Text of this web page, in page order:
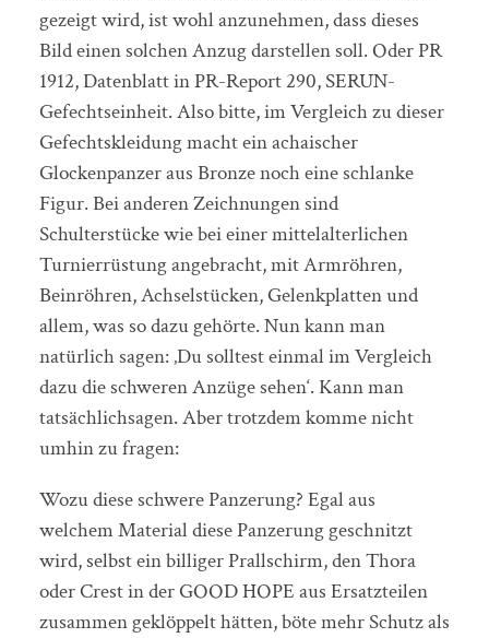
gezeigt wird, ist wohl anzunehmen, dass dieses
Bild einen solchen Anzug darstellen soll. Oder PR
1912, Datenblatt in PR-Report 290, SERUN-
Gefechtseinheit. Also bitte, im Vergleich zu dieser
Gefechtskleidung macht ein achaischer
Glockenpanzer aus Bronze noch eine schlanke
Figur. Bei anderen Zeichnungen sind
Schulterstücke wie bei einer mittelalterlichen
Turnierrüstung angebracht, mit Armröhren,
Beinröhren, Achselstücken, Gelenkplatten und
allem, was so dazu gehörte. Nun kann man
natürlich sagen: ‚Du solltest einmal im Vergleich
dazu die schweren Anzüge sehen‘. Kann man
tatsächlichsagen. Aber trotzdem komme nicht
umhin zu fragen:
Wozu diese schwere Panzerung? Egal aus
welchem Material diese Panzerung geschnitzt
wird, selbst ein billiger Prallschirm, den Thora
oder Crest in der GOOD HOPE aus Ersatzteilen
zusammen geklöppelt hätten, böte mehr Schutz als